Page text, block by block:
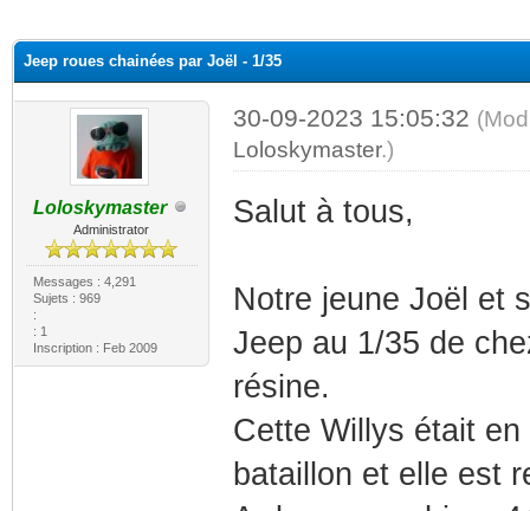
Jeep roues chainées par Joël - 1/35
Loloskymaster
Administrator
Messages : 4,291
Sujets : 969
:
: 1
Inscription : Feb 2009
30-09-2023 15:05:32
Loloskymaster.)
Salut à tous,
Notre jeune Joël et
Jeep au 1/35 de
résine.
Cette Willys était
bataillon et elle est